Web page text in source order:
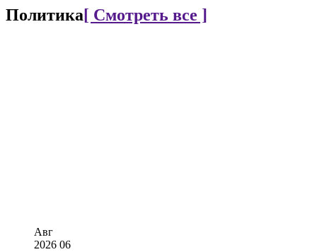
Политика[ Смотреть все ]
Авг
2026 06